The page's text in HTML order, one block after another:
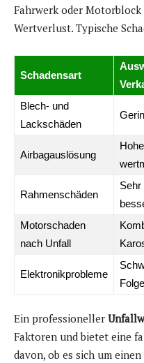
Fahrwerk oder
Wertverlust. Typische
Schadensart
Blech- und
Lackschäden
Airbagauslösung
Rahmenschäden
Motorschaden
nach Unfall
Elektronikprobleme
Ein professioneller
Faktoren und bietet eine
davon, ob es sich um